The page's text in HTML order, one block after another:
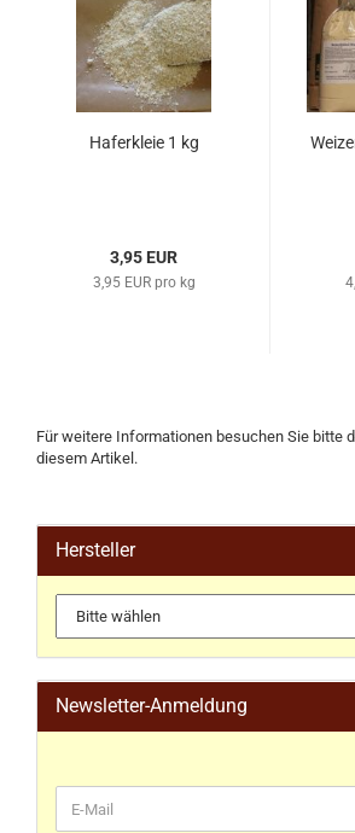
Haferkleie 1 kg
3,95 EUR
3,95 EUR pro kg
Für weitere Informationen besuchen Sie bitte
diesem Artikel.
Hersteller
Newsletter-Anmeldung